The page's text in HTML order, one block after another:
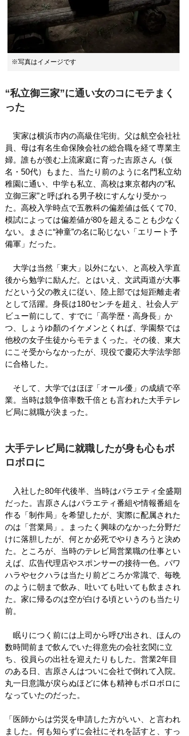
※写真はイメージです
“私立御三家”に通い女のコにモテまく
った
実家は横浜市内の高級住宅街。父は航空会社社
員、母は有名生命保険会社の総合職を経て専業主
婦。誰もが羨む上流家庭に育った吉原さん（仮
名・50代）もまた、当たり前のように名門私立幼
稚園に通い、中学も私立、高校は東京都内の“私
立御三家”と呼ばれる男子校にすんなり受かっ
た。高校入学時点で五教科の偏差値は低くて70、
模試によっては偏差値が80を超えることも少なく
ない。まさに“神童”の名に恥じない「エリート予
備軍」だった。
大学は当然「東大」以外にない、と高校入学直
後から勉学に励んだ。とはいえ、文武両道が大事
だという父の教えに従い、陸上部では短距離走者
として活躍。身長は180センチを超え、社会人デ
ビュー前にして、すでに「高学歴・高身長」か
つ、しょうゆ顏のイケメンとくれば、学園祭では
他校の女子生徒からモテまくった。その後、東大
にこそ受からなかったが、現役で慶応大学法学部
に合格した。
そして、大学ではほぼ「オール優」の成績で卒
業。当時は競争倍率数千倍とも言われた大手テレ
ビ局に就職が決まった。
大手テレビ局に就職したが身も心もボ
ロボロに
入社した80年代後半、当時はバラエティ全盛期
だった。吉原さんはバラエティ番組や情報番組を
作る「制作局」を希望したが、実際に配属された
のは「営業局」。まったく興味のなかった分野だ
けに落胆したが、何とか必死でやりきろうと決め
た。ところが、当時のテレビ局営業職の仕事とい
えば、広告代理店やスポンサーの接待一色。パワ
ハラやセクハラは当たり前どころか常識で、毎晩
のように朝まで飲み、吐いても吐いても飲まされ
た。家に帰るのは空が白ける頃というのも当たり
前。
眠りにつく前には上司から呼び出され、ほんの
数時間前まで飲んでいた得意先の会社玄関に立
ち、役員らの出社を迎えたりもした。営業2年目
のある日、吉原さんはついに会社で倒れて入院。
丸一日意識が戻らぬほどに体も精神もボロボロに
なっていたのだった。
「医師からは労災を申請した方がいい、と言われ
ました。何も知らずに会社にそれを話すと、すっ